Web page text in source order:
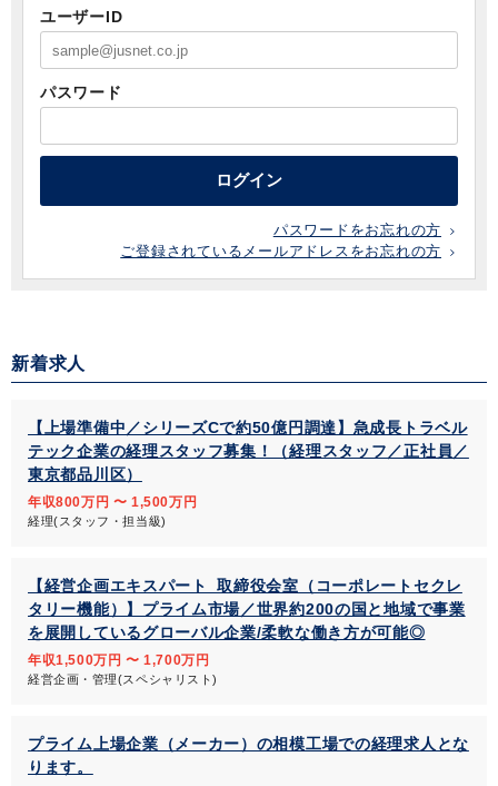
ユーザーID
パスワード
ログイン
パスワードをお忘れの方
ご登録されているメールアドレスをお忘れの方
新着求人
【上場準備中／シリーズCで約50億円調達】急成長トラベル
テック企業の経理スタッフ募集！（経理スタッフ／正社員／
東京都品川区）
年収800万円 〜 1,500万円
経理(スタッフ・担当級)
【経営企画エキスパート_取締役会室（コーポレートセクレ
タリー機能）】プライム市場／世界約200の国と地域で事業
を展開しているグローバル企業/柔軟な働き方が可能◎
年収1,500万円 〜 1,700万円
経営企画・管理(スペシャリスト)
プライム上場企業（メーカー）の相模工場での経理求人とな
ります。